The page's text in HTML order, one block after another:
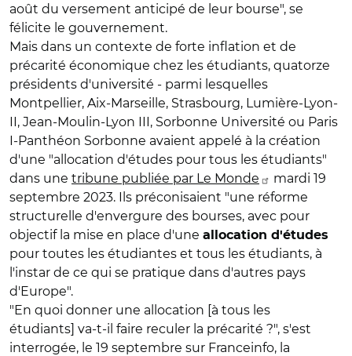
août du versement anticipé de leur bourse", se
félicite le gouvernement.
Mais dans un contexte de forte inflation et de
précarité économique chez les étudiants, quatorze
présidents d'université - parmi lesquelles
Montpellier, Aix-Marseille, Strasbourg, Lumière-Lyon-
II, Jean-Moulin-Lyon III, Sorbonne Université ou Paris
I-Panthéon Sorbonne avaient appelé à la création
d'une "allocation d'études pour tous les étudiants"
dans une tribune publiée par Le Monde
mardi 19
septembre 2023. Ils préconisaient "une réforme
structurelle d'envergure des bourses, avec pour
objectif la mise en place d'une allocation d'études
pour toutes les étudiantes et tous les étudiants, à
l'instar de ce qui se pratique dans d'autres pays
d'Europe".
"En quoi donner une allocation [à tous les
étudiants] va-t-il faire reculer la précarité ?", s'est
interrogée, le 19 septembre sur Franceinfo, la